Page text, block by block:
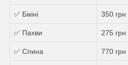
✅ Бікіні 350 грн
✅ Пахви 275 грн
✅ Спина 770 грн